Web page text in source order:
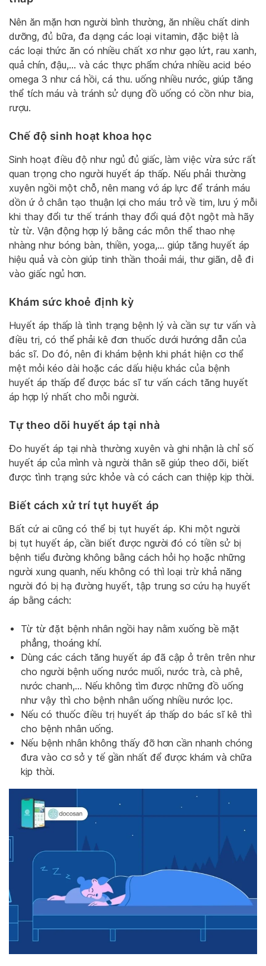
Nên ăn mặn hơn người bình thường, ăn nhiều chất dinh
dưỡng, đủ bữa, đa dạng các loại vitamin, đặc biệt là
các loại thức ăn có nhiều chất xơ như gạo lứt, rau xanh,
quả chín, đậu,… và các thực phẩm chứa nhiều acid béo
omega 3 như cá hồi, cá thu. uống nhiều nước, giúp tăng
thể tích máu và tránh sử dụng đồ uống có cồn như bia,
rượu.
Chế độ sinh hoạt khoa học
Sinh hoạt điều độ như ngủ đủ giấc, làm việc vừa sức rất
quan trọng cho người huyết áp thấp. Nếu phải thường
xuyên ngồi một chỗ, nên mang vớ áp lực để tránh máu
dồn ứ ở chân tạo thuận lợi cho máu trở về tim, lưu ý mỗi
khi thay đổi tư thế tránh thay đổi quá đột ngột mà hãy
từ từ. Vận động hợp lý bằng các môn thể thao nhẹ
nhàng như bóng bàn, thiền, yoga,… giúp tăng huyết áp
hiệu quả và còn giúp tinh thần thoải mái, thư giãn, dễ đi
vào giấc ngủ hơn.
Khám sức khoẻ định kỳ
Huyết áp thấp là tình trạng bệnh lý và cần sự tư vấn và
điều trị, có thể phải kê đơn thuốc dưới hướng dẫn của
bác sĩ. Do đó, nên đi khám bệnh khi phát hiện cơ thể
mệt mỏi kéo dài hoặc các dấu hiệu khác của bệnh
huyết áp thấp để được bác sĩ tư vấn cách tăng huyết
áp hợp lý nhất cho mỗi người.
Tự theo dõi huyết áp tại nhà
Đo huyết áp tại nhà thường xuyên và ghi nhận là chỉ số
huyết áp của mình và người thân sẽ giúp theo dõi, biết
được tình trạng sức khỏe và có cách can thiệp kịp thời.
Biết cách xử trí tụt huyết áp
Bất cứ ai cũng có thể bị tụt huyết áp. Khi một người
bị tụt huyết áp, cần biết được người đó có tiền sử bị
bệnh tiểu đường không bằng cách hỏi họ hoặc những
người xung quanh, nếu không có thì loại trừ khả năng
người đó bị hạ đường huyết, tập trung sơ cứu hạ huyết
áp bằng cách:
Từ từ đặt bệnh nhân ngồi hay nằm xuống bề mặt
phẳng, thoáng khí.
Dùng các cách tăng huyết áp đã cập ở trên trên như
cho người bệnh uống nước muối, nước trà, cà phê,
nước chanh,… Nếu không tìm được những đồ uống
như vậy thì cho bệnh nhân uống nhiều nước lọc.
Nếu có thuốc điều trị huyết áp thấp do bác sĩ kê thì
cho bệnh nhân uống.
Nếu bệnh nhân không thấy đỡ hơn cần nhanh chóng
đưa vào cơ sở y tế gần nhất để được khám và chữa
kịp thời.